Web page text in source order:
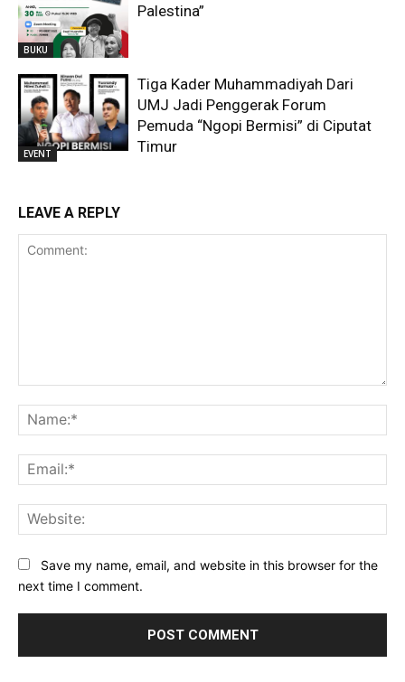
BUKU
Palestina”
EVENT
Tiga Kader Muhammadiyah Dari
UMJ Jadi Penggerak Forum
Pemuda “Ngopi Bermisi” di Ciputat
Timur
LEAVE A REPLY
Save my name, email, and website in this browser for the
next time I comment.